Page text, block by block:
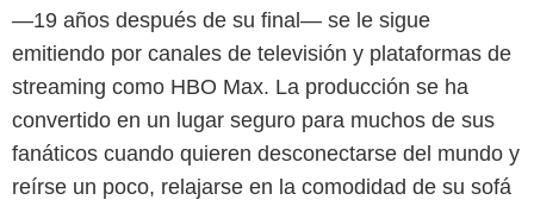
—19 años después de su final— se le sigue
emitiendo por canales de televisión y plataformas de
streaming como HBO Max. La producción se ha
convertido en un lugar seguro para muchos de sus
fanáticos cuando quieren desconectarse del mundo y
reírse un poco, relajarse en la comodidad de su sofá